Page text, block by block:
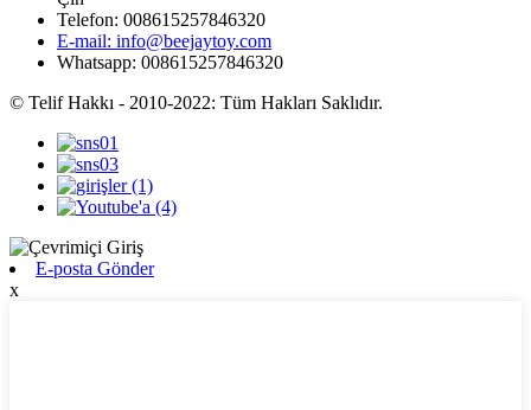
Telefon: 008615257846320
E-mail: info@beejaytoy.com
Whatsapp: 008615257846320
© Telif Hakkı - 2010-2022: Tüm Hakları Saklıdır.
E-posta Gönder
x